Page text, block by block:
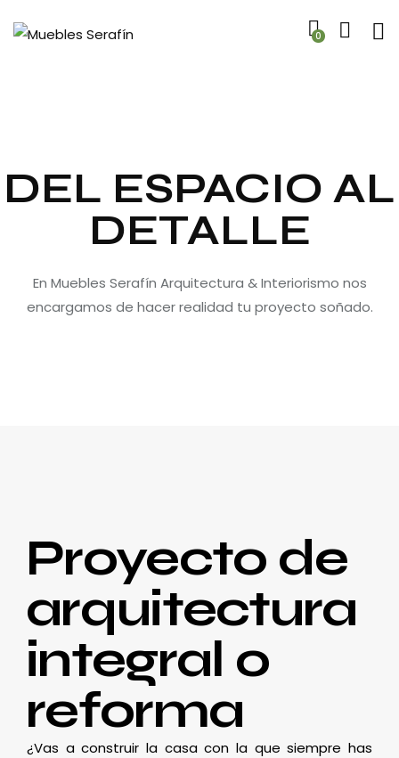
0
DEL ESPACIO AL
DETALLE
En Muebles Serafín Arquitectura & Interiorismo nos
encargamos de hacer realidad tu proyecto soñado.
Proyecto de
arquitectura
integral o
reforma
¿Vas a construir la casa con la que siempre has